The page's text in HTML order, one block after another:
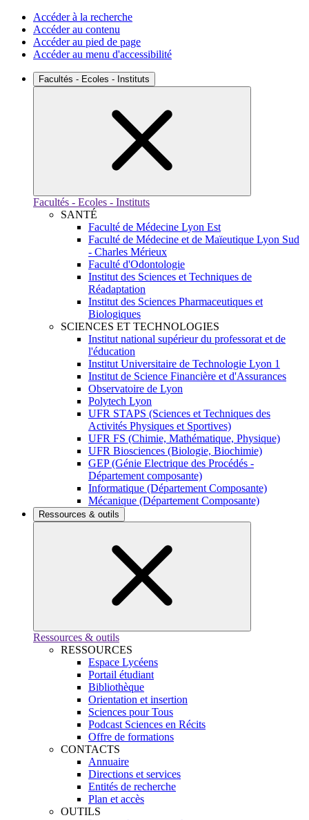
Accéder à la recherche
Accéder au contenu
Accéder au pied de page
Accéder au menu d'accessibilité
Facultés - Ecoles - Instituts
Facultés - Ecoles - Instituts
SANTÉ
Faculté de Médecine Lyon Est
Faculté de Médecine et de Maïeutique Lyon Sud
- Charles Mérieux
Faculté d'Odontologie
Institut des Sciences et Techniques de
Réadaptation
Institut des Sciences Pharmaceutiques et
Biologiques
SCIENCES ET TECHNOLOGIES
Institut national supérieur du professorat et de
l'éducation
Institut Universitaire de Technologie Lyon 1
Institut de Science Financière et d'Assurances
Observatoire de Lyon
Polytech Lyon
UFR STAPS (Sciences et Techniques des
Activités Physiques et Sportives)
UFR FS (Chimie, Mathématique, Physique)
UFR Biosciences (Biologie, Biochimie)
GEP (Génie Electrique des Procédés -
Département composante)
Informatique (Département Composante)
Mécanique (Département Composante)
Ressources & outils
Ressources & outils
RESSOURCES
Espace Lycéens
Portail étudiant
Bibliothèque
Orientation et insertion
Sciences pour Tous
Podcast Sciences en Récits
Offre de formations
CONTACTS
Annuaire
Directions et services
Entités de recherche
Plan et accès
OUTILS